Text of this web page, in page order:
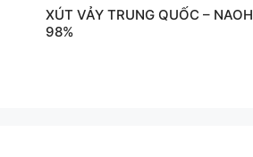
XÚT VẢY TRUNG QUỐC – NAOH
98%